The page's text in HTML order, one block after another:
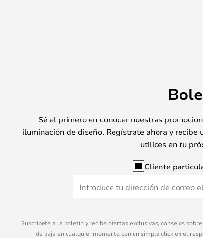
Sé el primero en conocer nuestras
iluminación de diseño. Regístrate ahora y recibe
utilices en tu
Cliente
Suscríbete a la boletín y recibe ofertas exclusivas, consejos
de baja en cualquier momento con un simple click en el